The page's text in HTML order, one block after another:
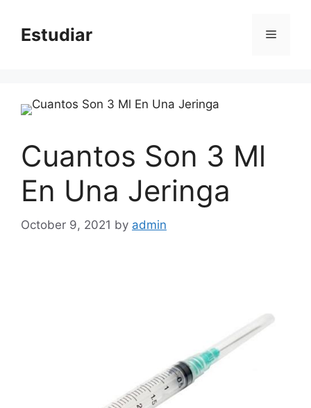
contentEstudiar Menu
Cuantos Son 3 Ml
En Una Jeringa
October 9, 2021 by admin